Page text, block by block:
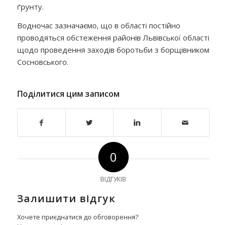
ґрунту.
Водночас зазначаємо, що в області постійно
проводяться обстеження районів Львівської області
щодо проведення заходів боротьби з борщівником
Сосновського.
Поділитися цим записом
0
ВІДГУКІВ
Залишити відгук
Хочете приєднатися до обговорення?